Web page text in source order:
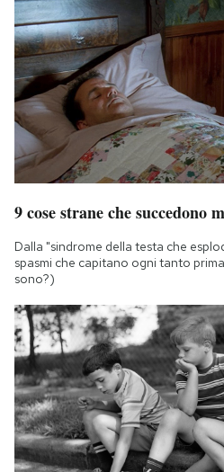
9 cose strane che succedono
Dalla "sindrome della testa che
spasmi che capitano ogni tanto
sono?)